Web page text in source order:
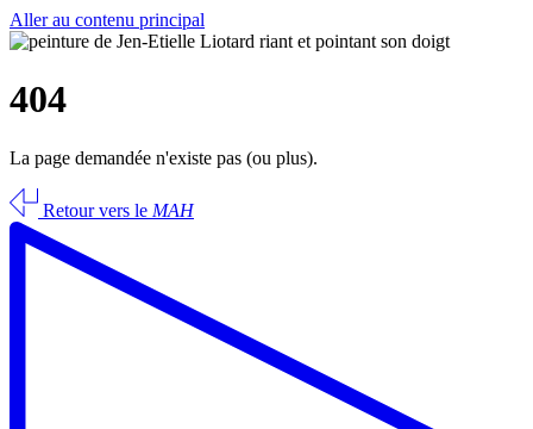
Aller au contenu principal
404
La page demandée n'existe pas (ou plus).
Retour vers le MAH